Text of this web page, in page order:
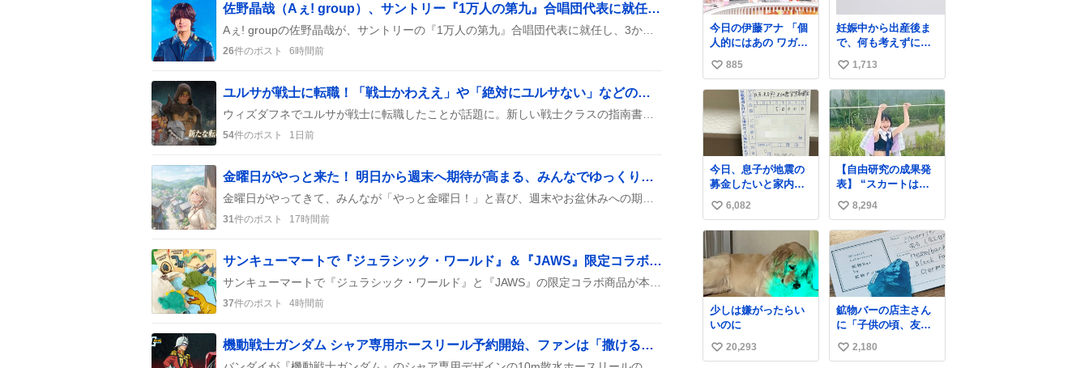
佐野晶哉（Aぇ! group）、サントリー『1万人の第九』合唱団代表に就任 大阪城ホールで再登場にファン歓喜
26件のポスト 6時間前
ユルサが戦士に転職！「戦士かわええ」や「絶対にユルサない」などの声が上がる
54件のポスト 1日前
金曜日がやっと来た！ 明日から週末へ期待が高まる、みんなでゆっくりリラックスしたい
31件のポスト 17時間前
サンキューマートで『ジュラシック・ワールド』＆『JAWS』限定コラボ商品が発売、夏の“ゆるかわ”が話題に
37件のポスト 4時間前
機動戦士ガンダム シャア専用ホースリール予約開始、ファンは「撒けるぞ！」と歓喜
今日の伊藤アナ 「個
人的にはあの ワガマ
マなモモンガを是非
松平さんに成敗して
ほしい」 (手に刀を持
ってモモ○ガを切る仕
草) #ちいかわ #アニ
メちいかわ
い
い
ね
数
885
妊娠中から出産後ま
で、何も考えずにサ
ッと持って行けるよ
うなショルダーバッ
グが欲しいな〜と思
っていたのだけど
snidelでめちゃくち
ゃピッタリなものを
見つけたので買っ
た！✨ スマホと小物
とペットボトルが入
るの最高すぎる🥹 し
かもスマホ入れ独立
してるしファスナー
ない！地味に嬉しい
やつ！！！
い
い
ね
数
1,713
今日、息子が地震の
募金したいと家内と
郵便局に行ったみた
いです。おもちゃと
か買う選択肢もあっ
たと思うけど、自分
で貯めてた2万円を役
に立てて欲しい、み
んなも元気になって
欲しいと。家内も一
緒に募金したので、
自分も何かできたら
なぁと思いました。
い
い
数
6,082
【自由研究の成果発
表】 “スカートは回
転によって広がる
が、岡澤恋によって
270°までなら広がら
ずに回転が可能なこ
とが証明された！”
い
い
ね
数
8,294
少しは嫌がったらい
いのに
い
20,293
鉱物バーの店主さん
に「子供の頃、友人
の土産で青い石を貰
って、それがすごく
い
2,180